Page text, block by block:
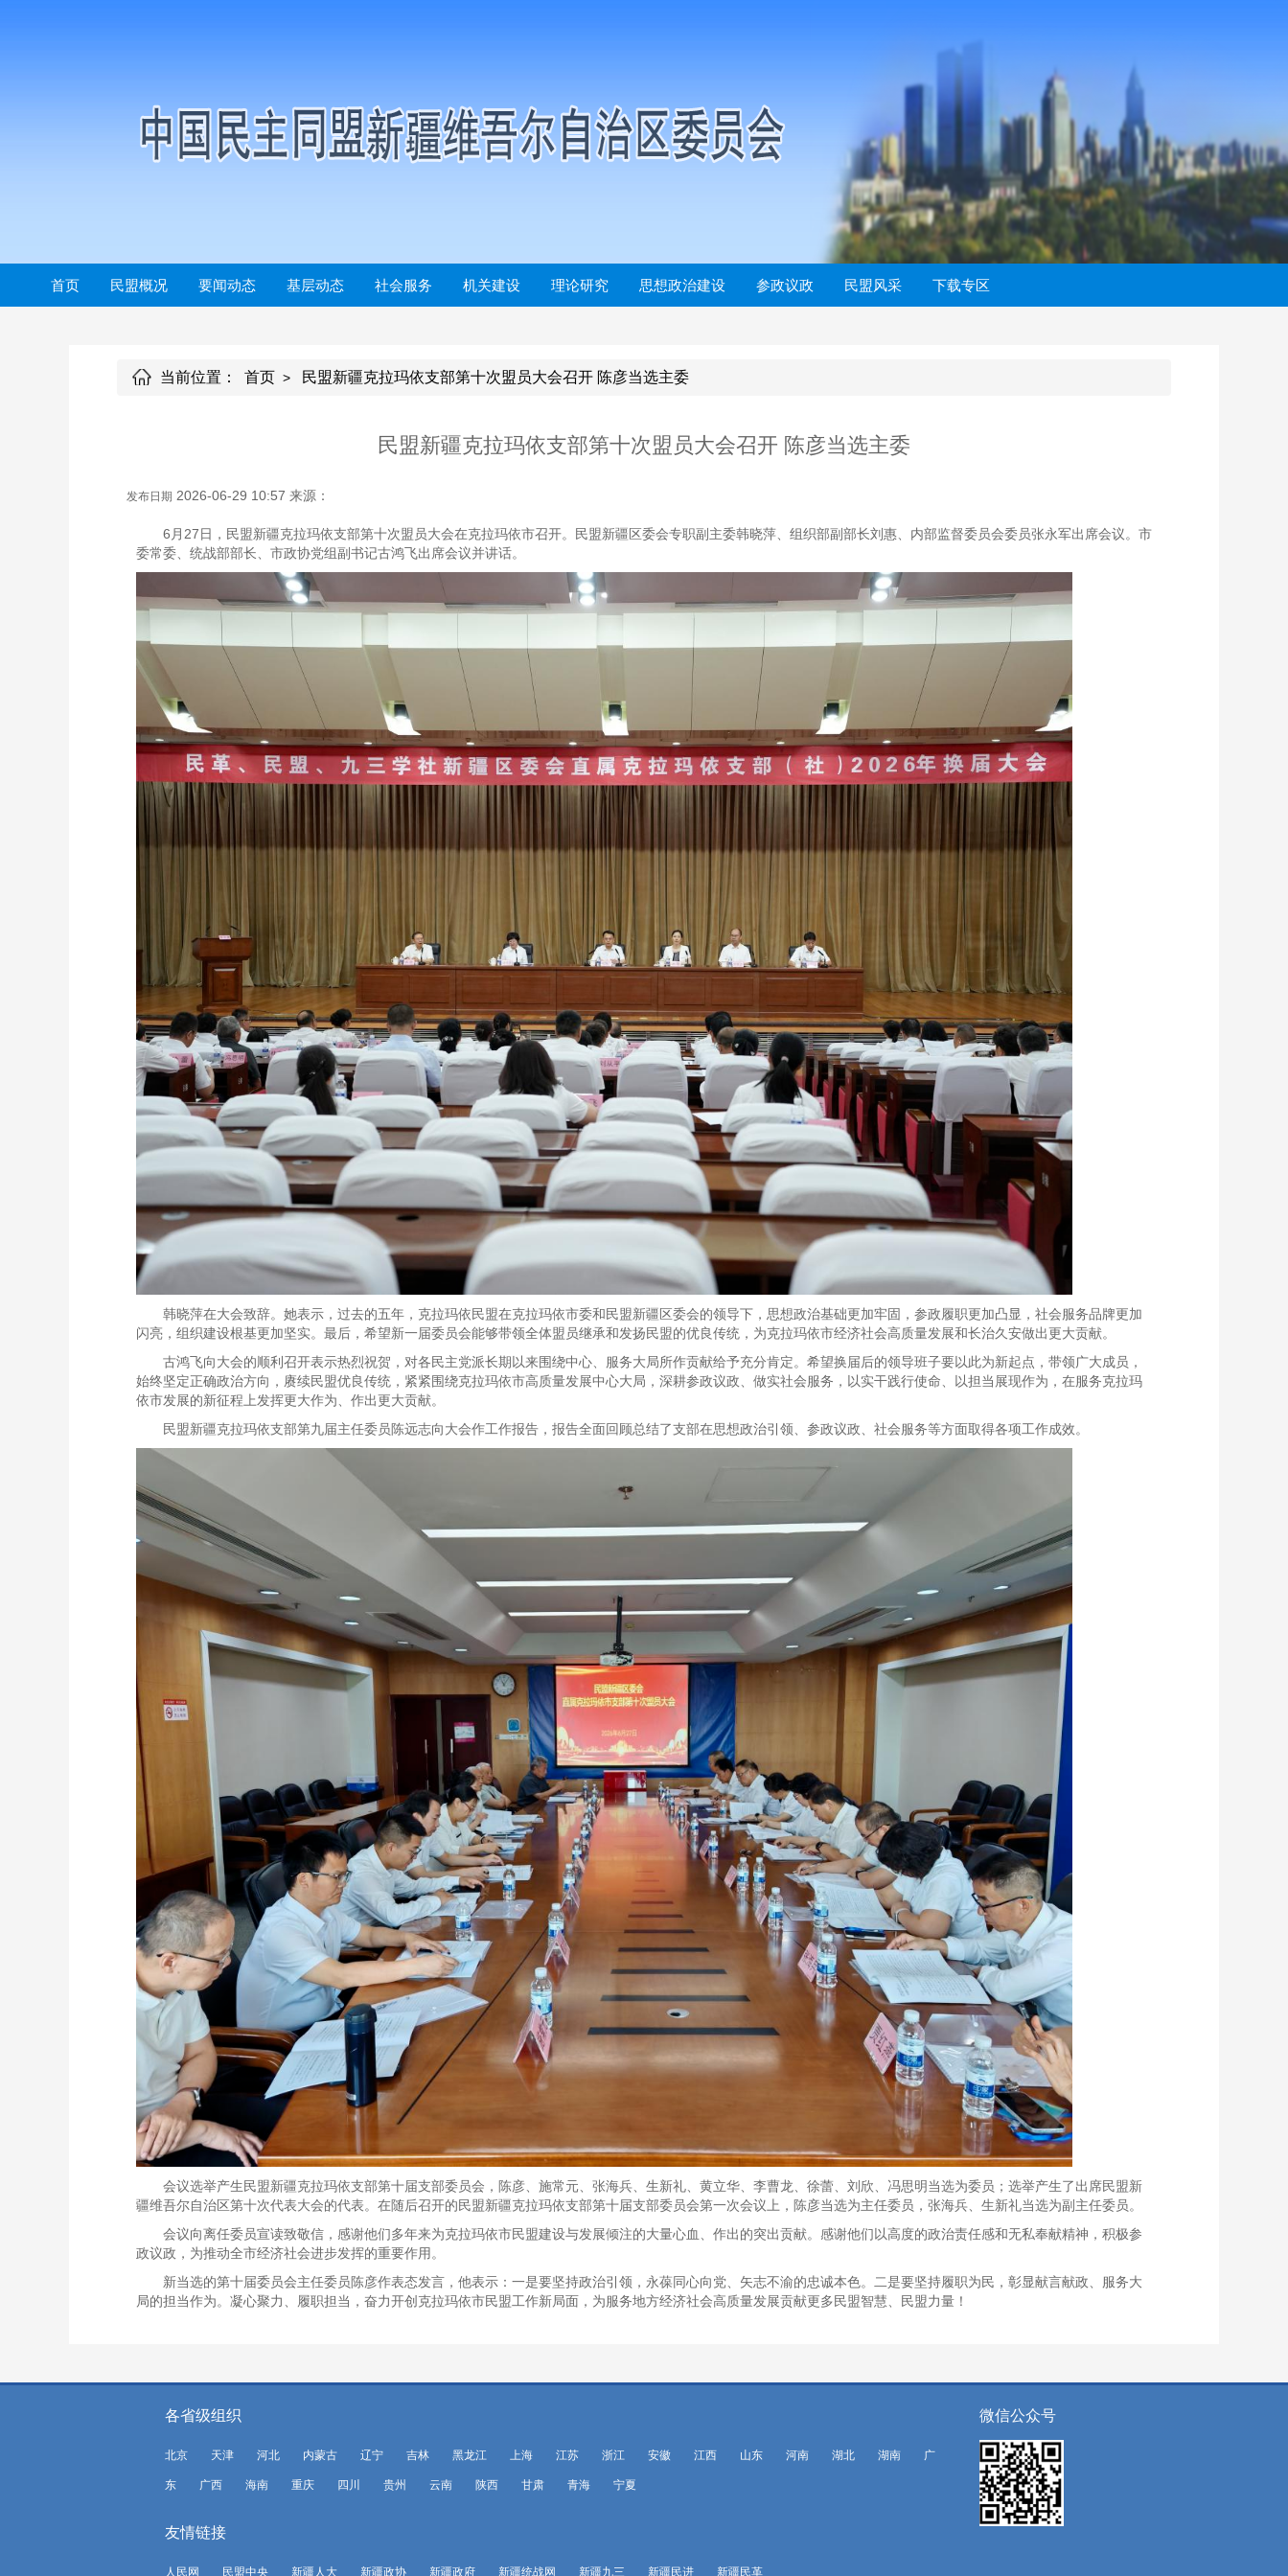
首页 民盟概况 要闻动态 基层动态 社会服务 机关建设 理论研究 思想政治建设 参政议政 民盟风采 下载专区
当前位置： 首页 > 民盟新疆克拉玛依支部第十次盟员大会召开 陈彦当选主委
民盟新疆克拉玛依支部第十次盟员大会召开 陈彦当选主委
发布日期 2026-06-29 10:57 来源：
6月27日，民盟新疆克拉玛依支部第十次盟员大会在克拉玛依市召开。民盟新疆区委会专职副主委韩晓萍、组织部副部长刘惠、内部监督委员会委员张永军出席会议。市
委常委、统战部部长、市政协党组副书记古鸿飞出席会议并讲话。
韩晓萍在大会致辞。她表示，过去的五年，克拉玛依民盟在克拉玛依市委和民盟新疆区委会的领导下，思想政治基础更加牢固，参政履职更加凸显，社会服务品牌更加
闪亮，组织建设根基更加坚实。最后，希望新一届委员会能够带领全体盟员继承和发扬民盟的优良传统，为克拉玛依市经济社会高质量发展和长治久安做出更大贡献。
古鸿飞向大会的顺利召开表示热烈祝贺，对各民主党派长期以来围绕中心、服务大局所作贡献给予充分肯定。希望换届后的领导班子要以此为新起点，带领广大成员，
始终坚定正确政治方向，赓续民盟优良传统，紧紧围绕克拉玛依市高质量发展中心大局，深耕参政议政、做实社会服务，以实干践行使命、以担当展现作为，在服务克拉玛
依市发展的新征程上发挥更大作为、作出更大贡献。
民盟新疆克拉玛依支部第九届主任委员陈远志向大会作工作报告，报告全面回顾总结了支部在思想政治引领、参政议政、社会服务等方面取得各项工作成效。
会议选举产生民盟新疆克拉玛依支部第十届支部委员会，陈彦、施常元、张海兵、生新礼、黄立华、李曹龙、徐蕾、刘欣、冯思明当选为委员；选举产生了出席民盟新
疆维吾尔自治区第十次代表大会的代表。在随后召开的民盟新疆克拉玛依支部第十届支部委员会第一次会议上，陈彦当选为主任委员，张海兵、生新礼当选为副主任委员。
会议向离任委员宣读致敬信，感谢他们多年来为克拉玛依市民盟建设与发展倾注的大量心血、作出的突出贡献。感谢他们以高度的政治责任感和无私奉献精神，积极参
政议政，为推动全市经济社会进步发挥的重要作用。
新当选的第十届委员会主任委员陈彦作表态发言，他表示：一是要坚持政治引领，永葆同心向党、矢志不渝的忠诚本色。二是要坚持履职为民，彰显献言献政、服务大
局的担当作为。凝心聚力、履职担当，奋力开创克拉玛依市民盟工作新局面，为服务地方经济社会高质量发展贡献更多民盟智慧、民盟力量！
各省级组织
北京 天津 河北 内蒙古 辽宁 吉林 黑龙江 上海 江苏 浙江 安徽 江西 山东 河南 湖北 湖南 广
东 广西 海南 重庆 四川 贵州 云南 陕西 甘肃 青海 宁夏
友情链接
人民网 民盟中央 新疆人大 新疆政协 新疆政府 新疆统战网 新疆九三 新疆民进 新疆民革
微信公众号